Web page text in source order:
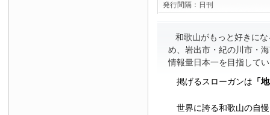
発行間隔： 日刊
和歌山がもっと好きに
め、岩出市・紀の川市・
情報量日本一を目指して
掲げるスローガンは 「
世界に誇る和歌山の自